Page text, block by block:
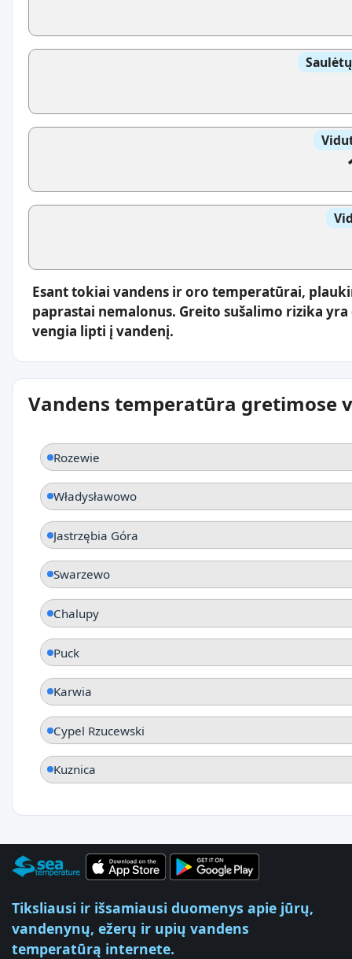
Esant tokiai vandens ir oro temperatūrai,
paprastai nemalonus. Greito sušalimo rizika
vengia lipti į vandenį.
Vandens temperatūra gretimose
Rozewie
Władysławowo
Jastrzębia Góra
Swarzewo
Chalupy
Puck
Karwia
Cypel Rzucewski
Kuznica
Tiksliausi ir išsamiausi duomenys apie jūrų,
vandenynų, ežerų ir upių vandens
temperatūrą internete.